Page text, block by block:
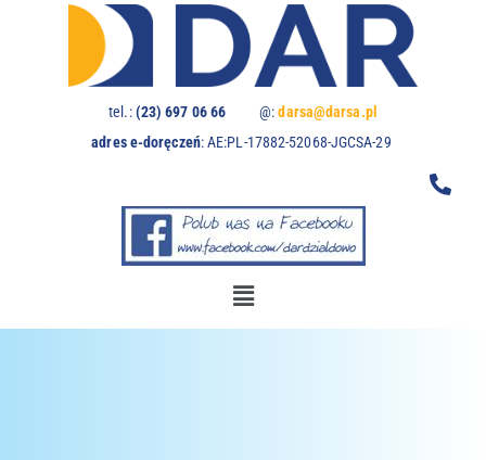
tel.:(23) 697 06 66@:darsa@darsa.pl
adres e-doręczeń:AE:PL-17882-52068-JGCSA-29